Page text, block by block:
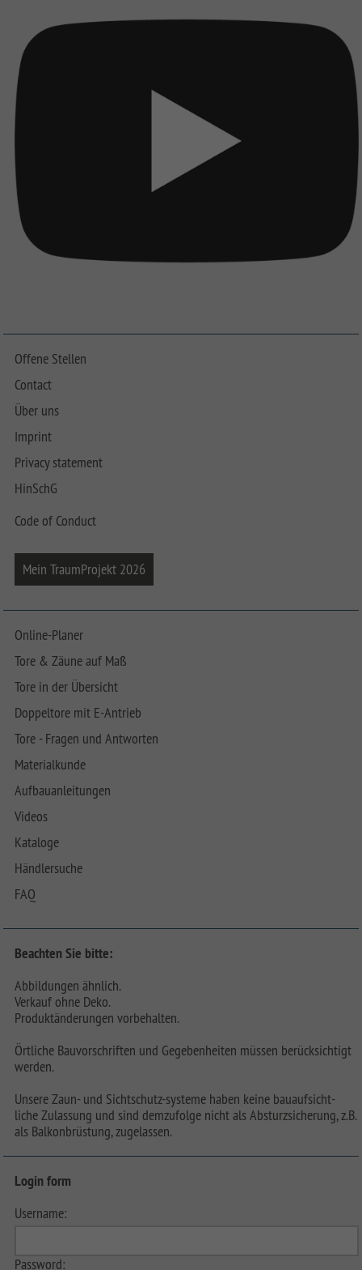
Offene Stellen
Contact
Über uns
Imprint
Privacy statement
HinSchG
Code of Conduct
Mein TraumProjekt 2026
Online-Planer
Tore & Zäune auf Maß
Tore in der Übersicht
Doppeltore mit E-Antrieb
Tore - Fragen und Antworten
Materialkunde
Aufbauanleitungen
Videos
Kataloge
Händlersuche
FAQ
Beachten Sie bitte:
Abbildungen ähnlich.
Verkauf ohne Deko.
Produktänderungen vorbehalten.
Örtliche Bauvorschriften und Gegebenheiten müssen berücksichtigt
werden.
Unsere Zaun- und Sichtschutz-systeme haben keine bauaufsicht-
liche Zulassung und sind demzufolge nicht als Absturzsicherung, z.B.
als Balkonbrüstung, zugelassen.
Login form
Username:
Password: